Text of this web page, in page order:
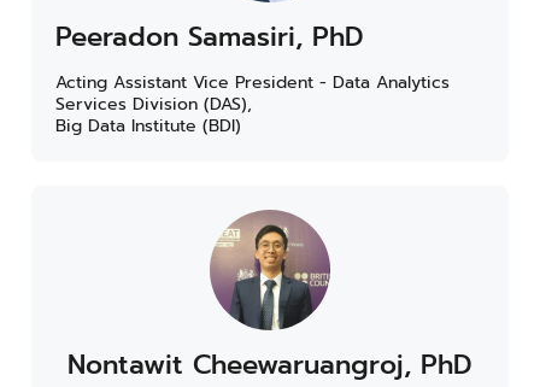
Peeradon Samasiri, PhD
Acting Assistant Vice President - Data Analytics
Services Division (DAS),
Big Data Institute (BDI)
Nontawit Cheewaruangroj, PhD